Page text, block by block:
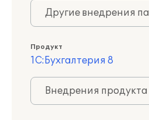
Другие внедрения
Продукт
1С:Бухгалтерия 8
Внедрения